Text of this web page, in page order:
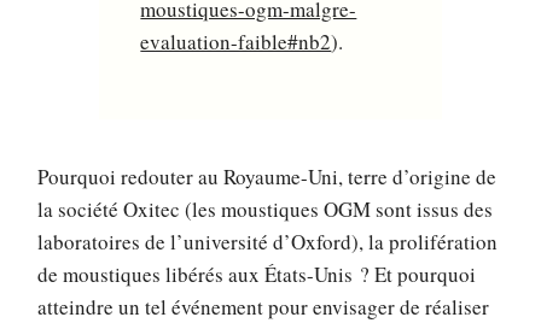
moustiques-ogm-malgre-
evaluation-faible#nb2).
Pourquoi redouter au Royaume-Uni, terre d’origine de
la société Oxitec (les moustiques OGM sont issus des
laboratoires de l’université d’Oxford), la prolifération
de moustiques libérés aux États-Unis ? Et pourquoi
atteindre un tel événement pour envisager de réaliser